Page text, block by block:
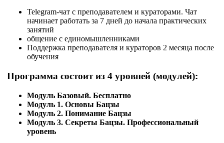
Telegram-чат с преподавателем и кураторами. Чат
начинает работать за 7 дней до начала практических
занятий
общение с единомышленниками
Поддержка преподавателя и кураторов 2 месяца после
обучения
Программа состоит из 4 уровней (модулей):
Модуль Базовый. Бесплатно
Модуль 1. Основы Бацзы
Модуль 2. Понимание Бацзы
Модуль 3. Секреты Бацзы. Профессиональный
уровень